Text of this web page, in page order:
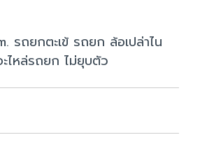
รถยกตะเข้ รถยก ล้อเปล่าไน
ไหล่รถยก ไม่ยุบตัว